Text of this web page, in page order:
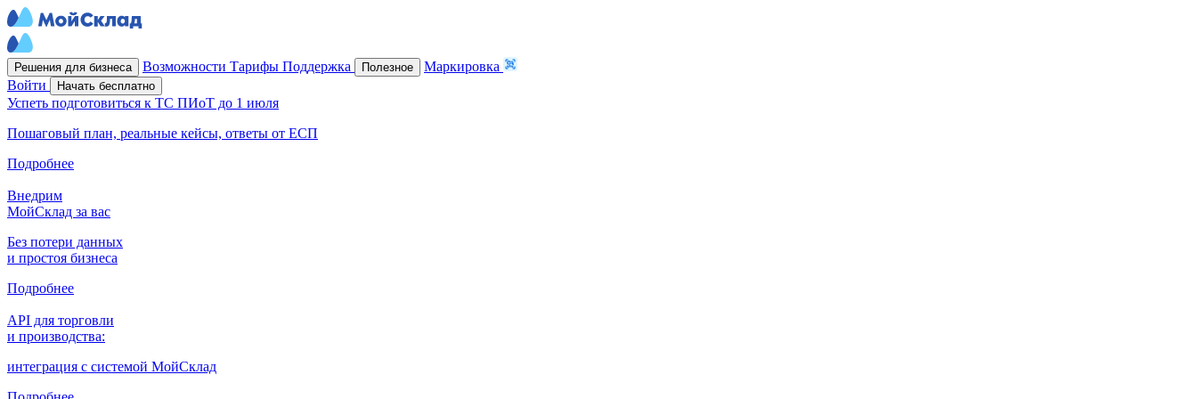
Решения для бизнеса Возможности Тарифы Поддержка Полезное
Маркировка
Войти
Начать бесплатно
Успеть подготовиться к ТС ПИоТ до 1 июля
Пошаговый план, реальные кейсы, ответы от ЕСП
Подробнее
Внедрим
МойСклад за вас
Без потери данных
и простоя бизнеса
Подробнее
API для торговли
и производства:
интеграция с системой МойСклад